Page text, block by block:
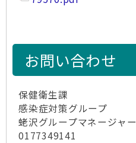
お問い合わせ
保健衛生課
感染症対策グループ
蛯沢グループマネージャー
0177349141